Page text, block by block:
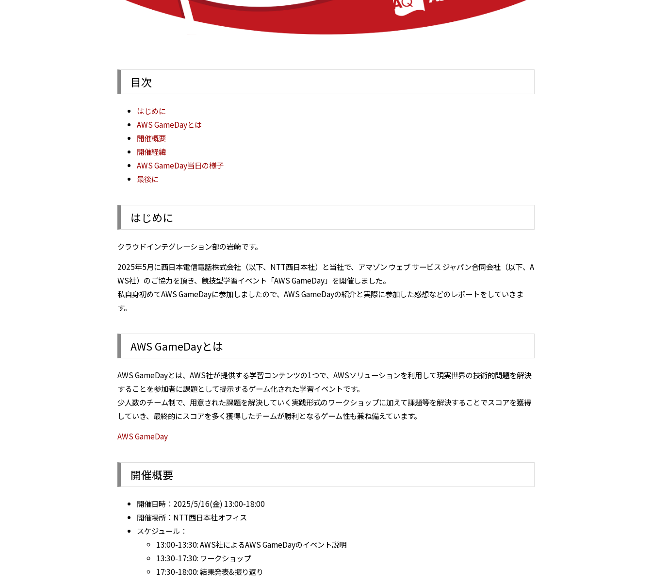
目次
はじめに
AWS GameDayとは
開催概要
開催経緯
AWS GameDay当日の様子
最後に
はじめに
クラウドインテグレーション部の岩崎です。
2025年5月に西日本電信電話株式会社（以下、NTT西日本社）と当社で、アマゾン ウェブ サービス ジャパン合同会社（以下、A
WS社）のご協力を頂き、競技型学習イベント「AWS GameDay」を開催しました。
私自身初めてAWS GameDayに参加しましたので、AWS GameDayの紹介と実際に参加した感想などのレポートをしていきま
す。
AWS GameDayとは
AWS GameDayとは、AWS社が提供する学習コンテンツの1つで、AWSソリューションを利用して現実世界の技術的問題を解決
することを参加者に課題として提示するゲーム化された学習イベントです。
少人数のチーム制で、用意された課題を解決していく実践形式のワークショップに加えて課題等を解決することでスコアを獲得
していき、最終的にスコアを多く獲得したチームが勝利となるゲーム性も兼ね備えています。
AWS GameDay
開催概要
開催日時：2025/5/16(金) 13:00-18:00
開催場所：NTT西日本社オフィス
スケジュール：
13:00-13:30: AWS社によるAWS GameDayのイベント説明
13:30-17:30: ワークショップ
17:30-18:00: 結果発表&振り返り